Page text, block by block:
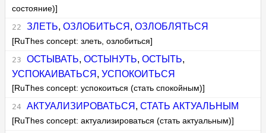
состояние)]
ЗЛЕТЬ, ОЗЛОБИТЬСЯ , ОЗЛОБЛЯТЬСЯ
[RuThes concept: злеть, озлобиться]
ОСТЫВАТЬ, ОСТЫНУТЬ, ОСТЫТЬ,
УСПОКАИВАТЬСЯ ,УСПОКОИТЬСЯ
[RuThes concept: успокоиться (стать спокойным)]
АКТУАЛИЗИРОВАТЬСЯ , СТАТЬ АКТУАЛЬНЫМ
[RuThes concept: актуализироваться (стать актуальным)]